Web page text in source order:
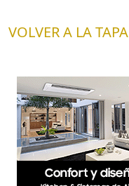
VOLVER A LA TAPA